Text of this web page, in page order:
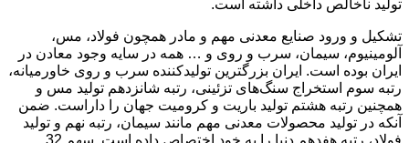
تولید ناخالص داخلی داشته است.
تشکیل و ورود صنایع معدنی مهم و مادر همچون فولاد، مس،
آلومینیوم، سیمان، سرب و روی و … همه در سایه وجود معادن در
ایران بوده است. ایران بزرگترین تولیدکننده سرب و روی خاورمیانه،
رتبه سوم استخراج سنگ‌های تزئینی، رتبه شانزدهم تولید مس و
همچنین رتبه هشتم تولید باریت و کرومیت جهان را داراست. ضمن
آنکه در تولید محصولات معدنی مهم مانند سیمان، رتبه نهم و تولید